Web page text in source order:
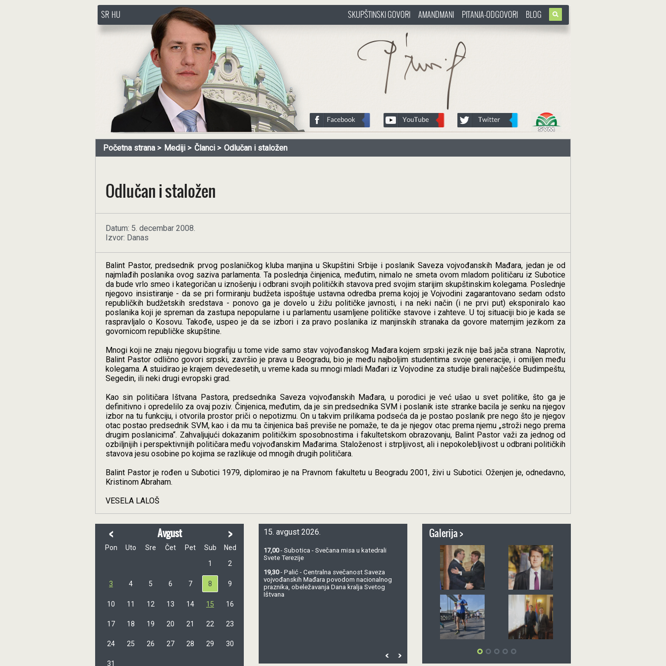
http://www.pasztorbalint.rs/sr
SR HU
http://www.pasztorbalint.rs/sr
SKUPŠTINSKI GOVORI AMANDMANI PITANJA-ODGOVORI BLOG
Početna strana Mediji Članci Odlučan i staložen
Odlučan i staložen
Datum: 5. decembar 2008.
Izvor: Danas
Balint Pastor, predsednik prvog poslaničkog kluba manjina u Skupštini Srbije i poslanik Saveza vojvođanskih Mađara, jedan je od
najmlađih poslanika ovog saziva parlamenta. Ta poslednja činjenica, međutim, nimalo ne smeta ovom mladom političaru iz Subotice
da bude vrlo smeo i kategoričan u iznošenju i odbrani svojih političkih stavova pred svojim starijim skupštinskim kolegama. Poslednje
njegovo insistiranje - da se pri formiranju budžeta ispoštuje ustavna odredba prema kojoj je Vojvodini zagarantovano sedam odsto
republičkih budžetskih sredstava - ponovo ga je dovelo u žižu političke javnosti, i na neki način (i ne prvi put) eksponiralo kao
poslanika koji je spreman da zastupa nepopularne i u parlamentu usamljene političke stavove i zahteve. U toj situaciji bio je kada se
raspravljalo o Kosovu. Takođe, uspeo je da se izbori i za pravo poslanika iz manjinskih stranaka da govore maternjim jezikom za
govornicom republičke skupštine.
Mnogi koji ne znaju njegovu biografiju u tome vide samo stav vojvođanskog Mađara kojem srpski jezik nije baš jača strana. Naprotiv,
Balint Pastor odlično govori srpski, završio je prava u Beogradu, bio je među najboljim studentima svoje generacije, i omiljen među
kolegama. A stuidirao je krajem devedesetih, u vreme kada su mnogi mladi Mađari iz Vojvodine za studije birali najčešće Budimpeštu,
Segedin, ili neki drugi evropski grad.
Kao sin političara Ištvana Pastora, predsednika Saveza vojvođanskih Mađara, u porodici je već ušao u svet politike, što ga je
definitivno i opredelilo za ovaj poziv. Činjenica, međutim, da je sin predsednika SVM i poslanik iste stranke bacila je senku na njegov
izbor na tu funkciju, i otvorila prostor priči o nepotizmu. On u takvim prilikama podseća da je postao poslanik pre nego što je njegov
otac postao predsednik SVM, kao i da mu ta činjenica baš previše ne pomaže, te da je njegov otac prema njemu „stroži nego prema
drugim poslanicima“. Zahvaljujući dokazanim političkim sposobnostima i fakultetskom obrazovanju, Balint Pastor važi za jednog od
ozbiljnijih i perspektivnijih političara među vojvođanskim Mađarima. Staloženost i strpljivost, ali i nepokolebljivost u odbrani političkih
stavova jesu osobine po kojima se razlikuje od mnogih drugih političara.
Balint Pastor je rođen u Subotici 1979, diplomirao je na Pravnom fakultetu u Beogradu 2001, živi u Subotici. Oženjen je, odnedavno,
Kristinom Abraham.
VESELA LALOŠ
< Avgust >
Pon Uto Sre Čet Pet Sub
Ned
1
2
3 4 5 6 7 8 9
10 11 12 13 14 15 16
17 18 19 20 21 22 23
24 25 26 27 28 29 30
31
15. avgust 2026.
17,00- Subotica - Svečana misa u katedrali
Svete Terezije
19,30- Palić - Centralna svečanost Saveza
vojvođanskih Mađara povodom nacionalnog
praznika, obeležavanja Dana kralja Svetog
Ištvana
Galerija >